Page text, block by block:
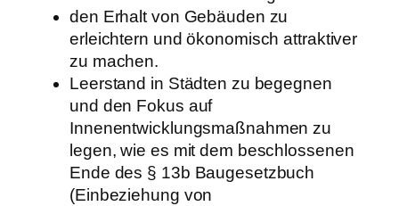
den Erhalt von Gebäuden zu
erleichtern und ökonomisch attraktiver
zu machen.
Leerstand in Städten zu begegnen
und den Fokus auf
Innenentwicklungsmaßnahmen zu
legen, wie es mit dem beschlossenen
Ende des § 13b Baugesetzbuch
(Einbeziehung von